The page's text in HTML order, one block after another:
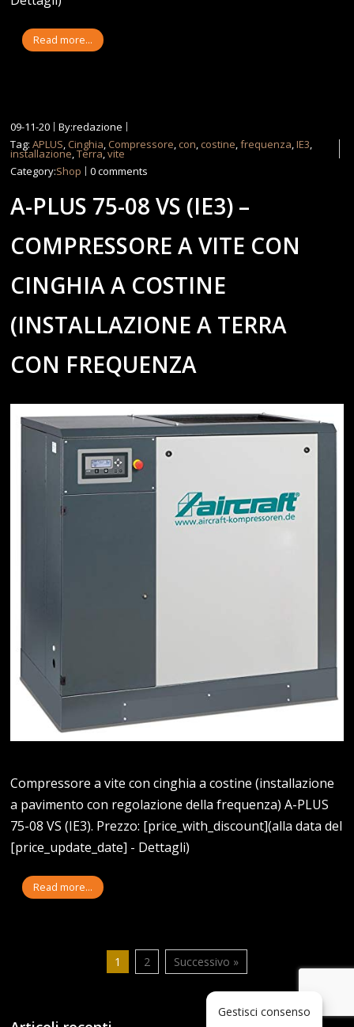
Read more...
09-11-20
By:redazione
Tag:APLUS, Cinghia, Compressore, con, costine,frequenza,IE3,
installazione,Terra,vite
Category:Shop 0 comments
A-PLUS 75-08 VS (IE3) –
COMPRESSORE A VITE CON
CINGHIA A COSTINE
(INSTALLAZIONE A TERRA
CON FREQUENZA
Compressore a vite con cinghia a costine (installazione
a pavimento con regolazione della frequenza) A-PLUS
75-08 VS (IE3). Prezzo: [price_with_discount](alla data del
[price_update_date] - Dettagli)
Read more...
1 2 Successivo »
Gestisci consenso